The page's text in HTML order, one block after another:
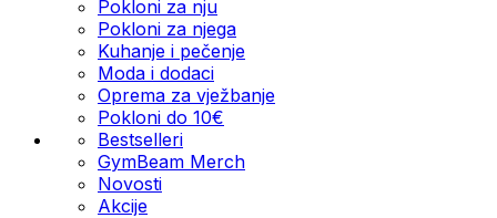
Pokloni za nju
Pokloni za njega
Kuhanje i pečenje
Moda i dodaci
Oprema za vježbanje
Pokloni do 10€
Bestselleri
GymBeam Merch
Novosti
Akcije